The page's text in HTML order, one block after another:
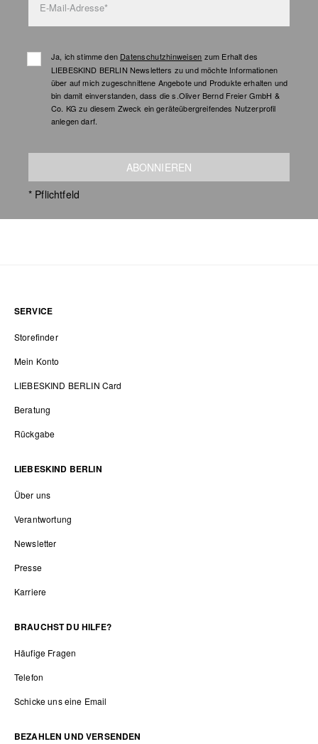
E-Mail-Adresse*
Ja, ich stimme den Datenschutzhinweisen zum Erhalt des
LIEBESKIND BERLIN Newsletters zu und möchte Informationen
über auf mich zugeschnittene Angebote und Produkte erhalten und
bin damit einverstanden, dass die s.Oliver Bernd Freier GmbH &
Co. KG zu diesem Zweck ein geräteübergreifendes Nutzerprofil
anlegen darf.
ABONNIEREN
* Pflichtfeld
SERVICE
Storefinder
Mein Konto
LIEBESKIND BERLIN Card
Beratung
Rückgabe
LIEBESKIND BERLIN
Über uns
Verantwortung
Newsletter
Presse
Karriere
BRAUCHST DU HILFE?
Häufige Fragen
Telefon
Schicke uns eine Email
BEZAHLEN UND VERSENDEN